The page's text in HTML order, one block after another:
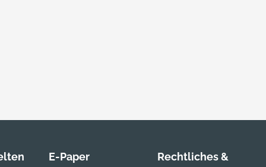
E-Paper
Rechtliches &